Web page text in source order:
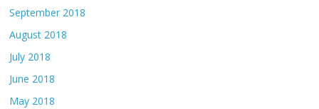
September 2018
August 2018
July 2018
June 2018
May 2018